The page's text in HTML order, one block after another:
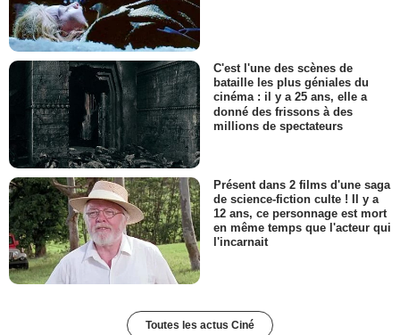
C'est l'une des scènes de
bataille les plus géniales du
cinéma : il y a 25 ans, elle a
donné des frissons à des
millions de spectateurs
Présent dans 2 films d'une saga
de science-fiction culte ! Il y a
12 ans, ce personnage est mort
en même temps que l'acteur qui
l'incarnait
Toutes les actus Ciné